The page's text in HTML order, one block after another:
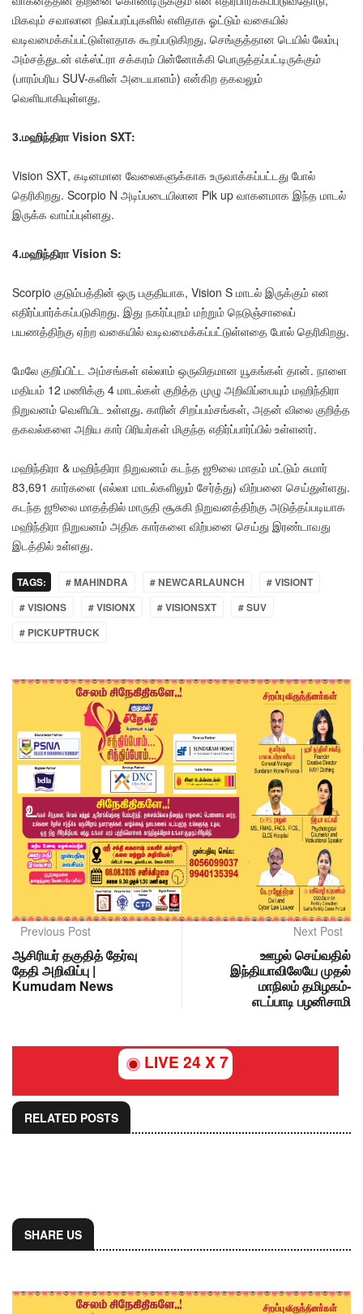
மிகவும் சவாலான நிலப்பரப்புகளில் எளிதாக ஓட்டும் வகையில்
வடிவமைக்கப்பட்டுள்ளதாக கூறப்படுகிறது. செங்குத்தான டெயில் லேம்பு
அம்சத்துடன் எக்ஸ்ட்ரா சக்கரம் பின்னோக்கி பொருத்தப்பட்டிருக்கும்
(பாரம்பரிய SUV-களின் அடையாளம்) என்கிற தகவலும்
வெளியாகியுள்ளது.
3.மஹிந்திரா Vision SXT:
Vision SXT, கடினமான வேலைகளுக்காக உருவாக்கப்பட்டது போல்
தெரிகிறது. Scorpio N அடிப்படையிலான Pik up வாகனமாக இந்த மாடல்
இருக்க வாய்ப்புள்ளது.
4.மஹிந்திரா Vision S:
Scorpio குடும்பத்தின் ஒரு பகுதியாக, Vision S மாடல் இருக்கும் என
எதிர்ப்பார்க்கப்படுகிறது. இது நகர்ப்புறம் மற்றும் நெடுஞ்சாலைப்
பயணத்திற்கு ஏற்ற வகையில் வடிவமைக்கப்பட்டுள்ளதை போல் தெரிகிறது.
மேலே குறிப்பிட்ட அம்சங்கள் எல்லாம் ஒருவிதமான யூகங்கள் தான். நாளை
மதியம் 12 மணிக்கு 4 மாடல்கள் குறித்த முழு அறிவிப்பையும் மஹிந்திரா
நிறுவனம் வெளியிட உள்ளது. காரின் சிறப்பம்சங்கள், அதன் விலை குறித்த
தகவல்களை அறிய கார் பிரியர்கள் மிகுந்த எதிர்ப்பார்ப்பில் உள்ளனர்.
மஹிந்திரா & மஹிந்திரா நிறுவனம் கடந்த ஜூலை மாதம் மட்டும் சுமார்
83,691 கார்களை (எல்லா மாடல்களிலும் சேர்த்து) விற்பனை செய்துள்ளது.
கடந்த ஜூலை மாதத்தில் மாருதி சூசுகி நிறுவனத்திற்கு அடுத்தப்படியாக
மஹிந்திரா நிறுவனம் அதிக கார்களை விற்பனை செய்து இரண்டாவது
இடத்தில் உள்ளது.
TAGS: # MAHINDRA # NEWCARLAUNCH
# VISIONT
# VISIONS
# VISIONX # VISIONSXT
# SUV
# PICKUPTRUCK
Previous Post
ஆசிரியர் தகுதித் தேர்வு
தேதி அறிவிப்பு |
Kumudam News
Next Post
ஊழல் செய்வதில்
இந்தியாவிலேயே முதல்
மாநிலம் தமிழகம்-
எடப்பாடி பழனிசாமி
LIVE 24 X 7
RELATED POSTS
SHARE US